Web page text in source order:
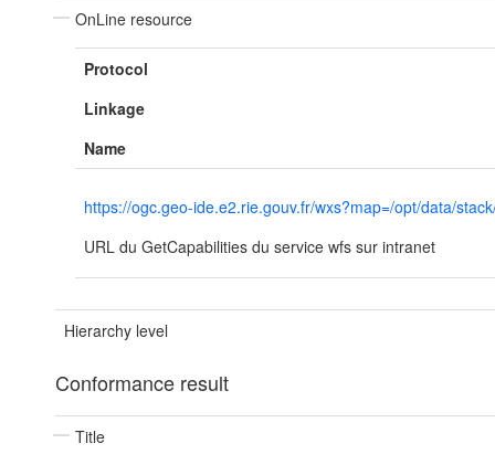
OnLine resource
Protocol
Linkage
Name
https://ogc.geo-ide.e2.rie.gouv.fr/wxs?map=/opt/data/
URL du GetCapabilities du service wfs sur intranet
Hierarchy level
Conformance result
Title